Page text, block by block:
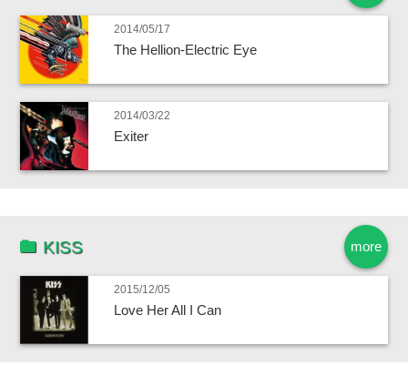
2014/05/17
The Hellion-Electric Eye
2014/03/22
Exiter
more
KISS
2015/12/05
Love Her All I Can